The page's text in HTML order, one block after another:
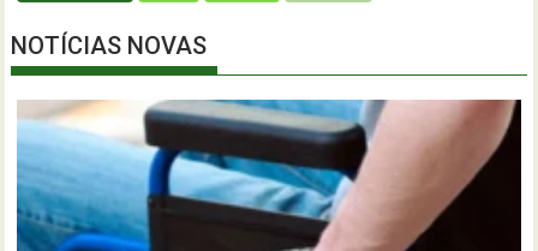
NOTÍCIAS NOVAS